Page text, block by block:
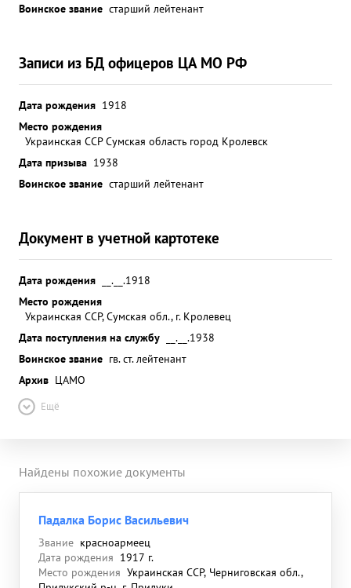
Воинское звание старший лейтенант
Записи из БД офицеров ЦА МО РФ
Дата рождения 1918
Место рождения
Украинская ССР Сумская область город Кролевск
Дата призыва 1938
Воинское звание старший лейтенант
Документ в учетной картотеке
Дата рождения
__.__.1918
Место рождения
Украинская ССР, Сумская обл., г. Кролевец
Дата поступления на службу
__.__.1938
Воинское звание гв. ст. лейтенант
Архив ЦАМО
Ещё
Найдены похожие документы
Падалка Борис Васильевич
Звание красноармеец
Дата рождения 1917 г.
Место рождения Украинская ССР, Черниговская обл.,